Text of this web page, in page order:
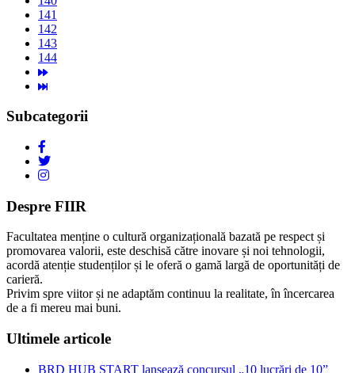
141
142
143
144
Subcategorii
Despre FIIR
Facultatea menține o cultură organizațională bazată pe respect și
promovarea valorii, este deschisă către inovare și noi tehnologii,
acordă atenție studenților și le oferă o gamă largă de oportunități de
carieră.
Privim spre viitor și ne adaptăm continuu la realitate, în încercarea
de a fi mereu mai buni.
Ultimele articole
BRD HUB START lansează concursul „10 lucrări de 10”